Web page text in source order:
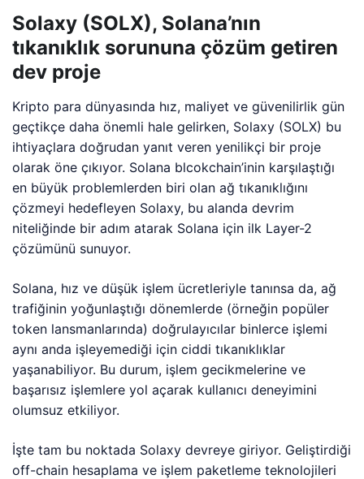
Solaxy (SOLX), Solana’nın
tıkanıklık sorununa çözüm getiren
dev proje
Kripto para dünyasında hız, maliyet ve güvenilirlik gün
geçtikçe daha önemli hale gelirken, Solaxy (SOLX) bu
ihtiyaçlara doğrudan yanıt veren yenilikçi bir proje
olarak öne çıkıyor. Solana blcokchain’inin karşılaştığı
en büyük problemlerden biri olan ağ tıkanıklığını
çözmeyi hedefleyen Solaxy, bu alanda devrim
niteliğinde bir adım atarak Solana için ilk Layer-2
çözümünü sunuyor.
Solana, hız ve düşük işlem ücretleriyle tanınsa da, ağ
trafiğinin yoğunlaştığı dönemlerde (örneğin popüler
token lansmanlarında) doğrulayıcılar binlerce işlemi
aynı anda işleyemediği için ciddi tıkanıklıklar
yaşanabiliyor. Bu durum, işlem gecikmelerine ve
başarısız işlemlere yol açarak kullanıcı deneyimini
olumsuz etkiliyor.
İşte tam bu noktada Solaxy devreye giriyor. Geliştirdiği
off-chain hesaplama ve işlem paketleme teknolojileri